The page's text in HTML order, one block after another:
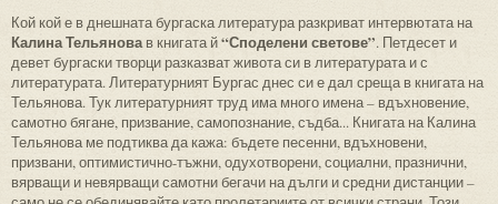
Кой кой е в днешната бургаска литература разкриват интервютата на
Калина Тельяновав книгата й“Споделени светове”. Петдесет и
девет бургаски творци разказват живота си в литературата и с
литературата. Литературният Бургас днес си е дал среща в книгата на
Тельянова. Тук литературният труд има много имена – вдъхновение,
самотно бягане, призвание, самопознание, съдба... Книгата на Калина
Тельянова ме подтиква да кажа: бъдете песенни, вдъхновени,
призвани, оптимистично-тъжни, одухотворени, социални, празнични,
вярващи и невярващи самотни бегачи на дълги и средни дистанции –